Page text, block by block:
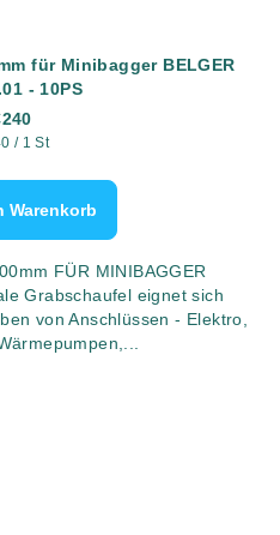
für Minibagger BELGER
- 10PS
/ 1 St
Warenkorb
FÜR MINIBAGGER
Grabschaufel eignet sich
von Anschlüssen - Elektro,